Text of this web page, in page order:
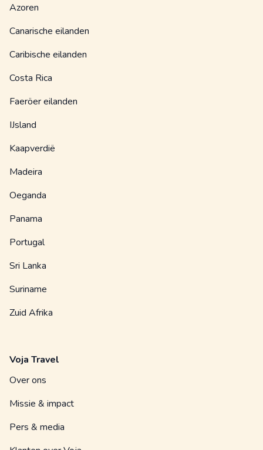
Azoren
Canarische eilanden
Caribische eilanden
Costa Rica
Faeröer eilanden
IJsland
Kaapverdië
Madeira
Oeganda
Panama
Portugal
Sri Lanka
Suriname
Zuid Afrika
Voja Travel
Over ons
Missie & impact
Pers & media